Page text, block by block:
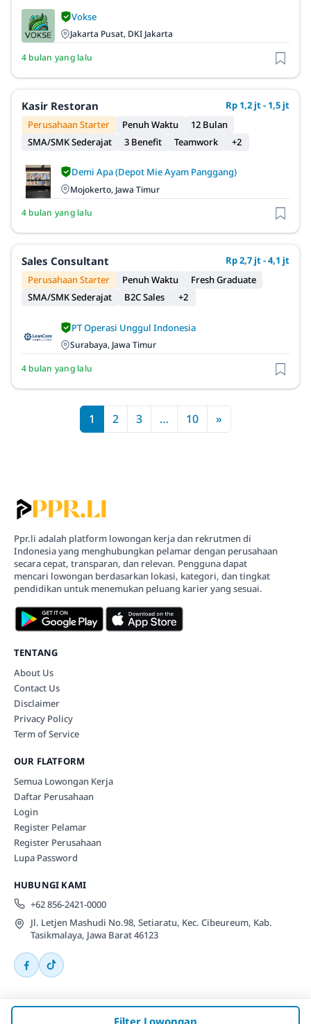
Vokse
Jakarta Pusat, DKI Jakarta
4 bulan yang lalu
Kasir Restoran
Rp 1,2 jt - 1,5 jt
Perusahaan Starter
Penuh Waktu
12 Bulan
SMA/SMK Sederajat
3 Benefit Teamwork +2
Demi Apa (Depot Mie Ayam Panggang)
Mojokerto, Jawa Timur
4 bulan yang lalu
Sales Consultant
Rp 2,7 jt - 4,1 jt
Perusahaan Starter
Penuh Waktu
Fresh Graduate
SMA/SMK Sederajat
B2C Sales +2
PT Operasi Unggul Indonesia
Surabaya, Jawa Timur
4 bulan yang lalu
1 2 3 … 10 »
Filter Lowongan
Ppr.li adalah platform lowongan kerja dan rekrutmen di
Indonesia yang menghubungkan pelamar dengan perusahaan
secara cepat, transparan, dan relevan. Pengguna dapat
mencari lowongan berdasarkan lokasi, kategori, dan tingkat
pendidikan untuk menemukan peluang karier yang sesuai.
TENTANG
About Us
Contact Us
Disclaimer
Privacy Policy
Term of Service
OUR FLATFORM
Semua Lowongan Kerja
Daftar Perusahaan
Login
Register Pelamar
Register Perusahaan
Lupa Password
HUBUNGI KAMI
+62 856-2421-0000
Jl. Letjen Mashudi No.98, Setiaratu, Kec. Cibeureum, Kab.
Tasikmalaya, Jawa Barat 46123
© 2026 Ppr.li Themes. All rights reserved.